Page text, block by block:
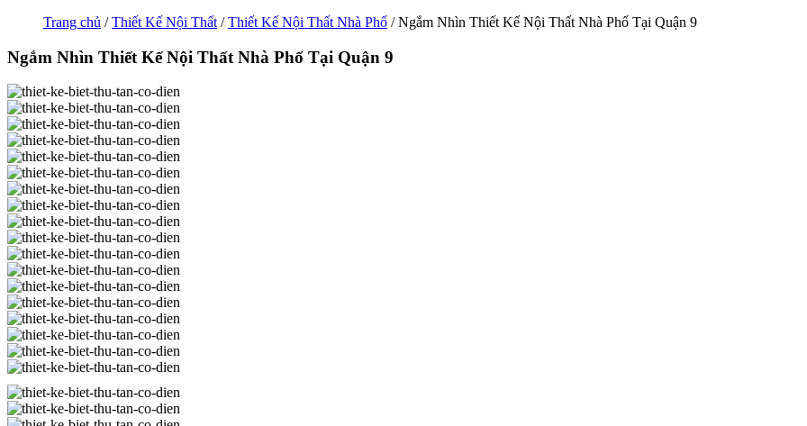
Trang chủ /Thiết Kế Nội Thất /Thiết Kế Nội Thất Nhà Phố / Ngắm Nhìn Thiết Kế Nội Thất Nhà Phố Tại Quận 9
Ngắm Nhìn Thiết Kế Nội Thất Nhà Phố Tại Quận 9